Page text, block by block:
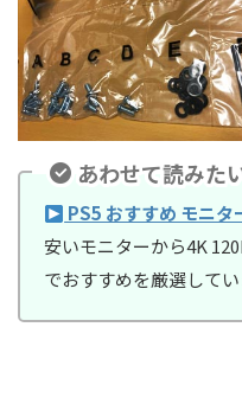
あわせて読みた
PS5 おすすめ モニタ
安いモニターから4K
でおすすめを厳選してい